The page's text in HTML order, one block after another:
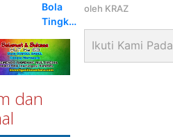
Bola
Tingk…
dan
oleh KRAZ
Ikuti Kami Pada